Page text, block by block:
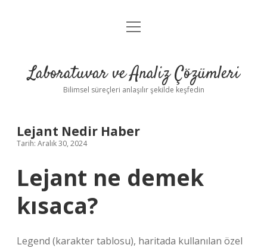
Anasayfa
Yasal Uyarı
menüyü
Laboratuvar ve Analiz Çözümleri
Bilimsel süreçleri anlaşılır şekilde keşfedin
Lejant Nedir Haber
Tarih: Aralık 30, 2024
Lejant ne demek
kısaca?
Legend (karakter tablosu), haritada kullanılan özel